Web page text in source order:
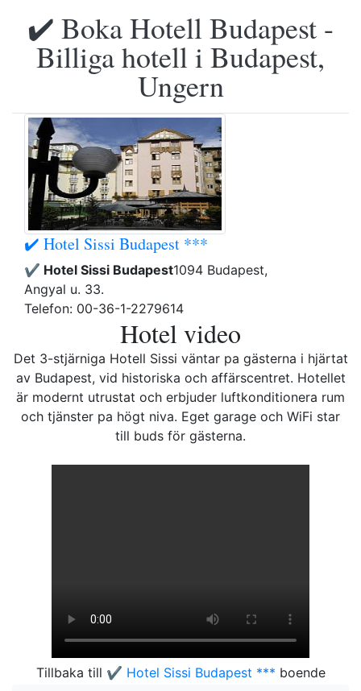
✔️ Boka Hotell Budapest -
Billiga hotell i Budapest,
Ungern
✔️ Hotel Sissi Budapest ***
✔️ Hotel Sissi Budapest1094 Budapest,
Angyal u. 33.
Telefon: 00-36-1-2279614
Hotel video
Det 3-stjärniga Hotell Sissi väntar pa gästerna i hjärtat
av Budapest, vid historiska och affärscentret. Hotellet
är modernt utrustat och erbjuder luftkonditionera rum
och tjänster pa högt niva. Eget garage och WiFi star
till buds för gästerna.
Tillbaka till ✔️ Hotel Sissi Budapest *** boende